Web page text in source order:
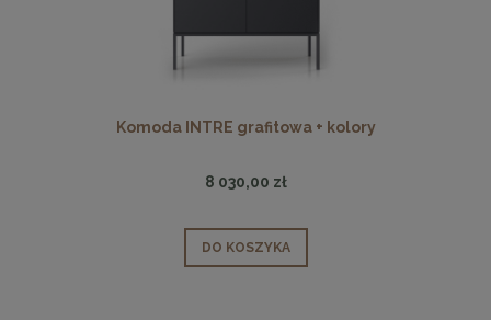
Komoda INTRE grafitowa + kolory
8 030,00 zł
DO KOSZYKA